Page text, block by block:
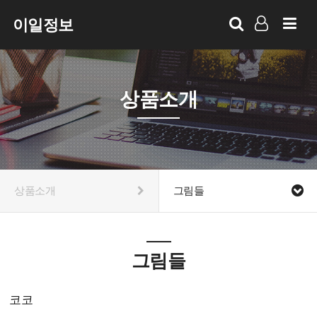
이일정보
LOG IN
SIGN UP
상품소개
상품소개 그림들
그림들
코코